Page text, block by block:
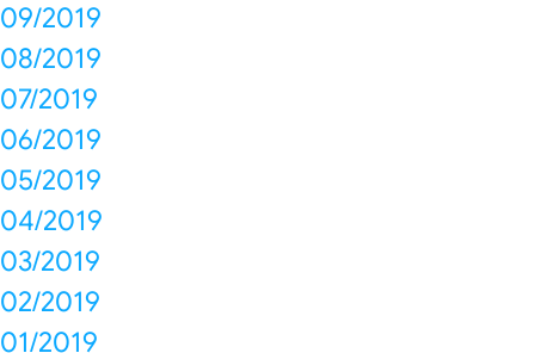
09/2019
08/2019
07/2019
06/2019
05/2019
04/2019
03/2019
02/2019
01/2019